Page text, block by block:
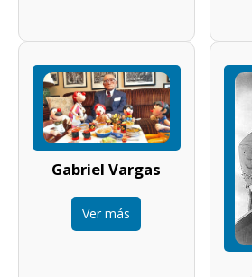
Gabriel Vargas
Ver más